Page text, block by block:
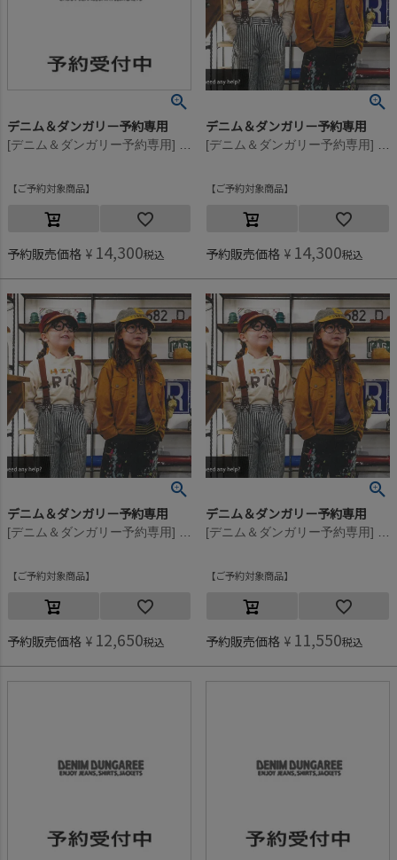
デニム＆ダンガリー予約専用
ご予約対象商品
予約販売価格 ¥ 14,300税込
デニム＆ダンガリー予約専用
ご予約対象商品
予約販売価格 ¥ 14,300税込
デニム＆ダンガリー予約専用
ご予約対象商品
予約販売価格 ¥ 12,650税込
デニム＆ダンガリー予約専用
ご予約対象商品
予約販売価格 ¥ 11,550税込